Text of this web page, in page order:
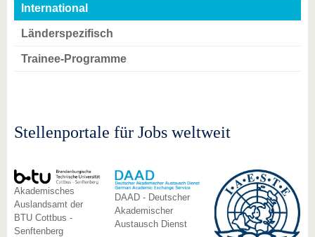
International
Länderspezifisch
Trainee-Programme
Stellenportale für Jobs weltweit
Akademisches
Auslandsamt der
BTU Cottbus -
Senftenberg
DAAD - Deutscher
Akademischer
Austausch Dienst